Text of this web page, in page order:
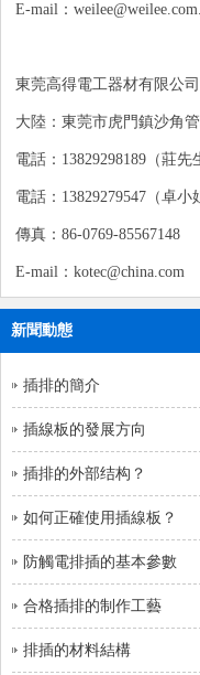
E-mail：
東莞高得電工器材有限公司
大陸：東莞市虎門鎮沙角
電話：13829298189（莊先
電話：13829279547（卓小
傳真：86-0769-85567148
E-mail：kotec@china.com
新聞動態
插排的簡介
插線板的發展方向
插排的外部结构？
如何正確使用插線板？
防觸電排插的基本參數
合格插排的制作工藝
排插的材料結構